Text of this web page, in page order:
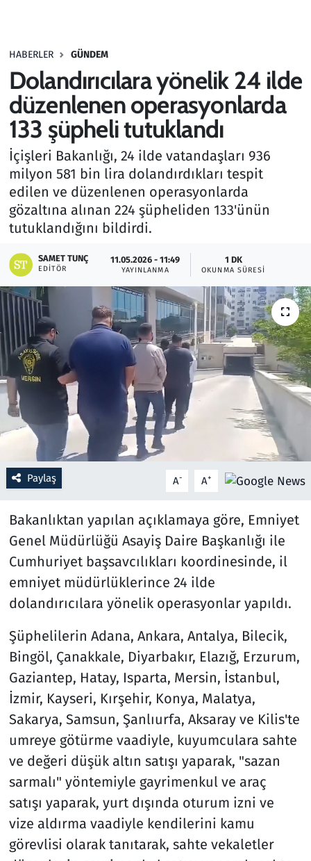
HABERLER GÜNDEM
Dolandırıcılara yönelik 24 ilde
düzenlenen operasyonlarda
133 şüpheli tutuklandı
İçişleri Bakanlığı, 24 ilde vatandaşları 936
milyon 581 bin lira dolandırdıkları tespit
edilen ve düzenlenen operasyonlarda
gözaltına alınan 224 şüpheliden 133'ünün
tutuklandığını bildirdi.
SAMET TUNÇ
EDITÖR
11.05.2026 - 11:49
YAYINLANMA
1 DK
OKUNMA SÜRESI
Paylaş A- A+
Bakanlıktan yapılan açıklamaya göre, Emniyet
Genel Müdürlüğü Asayiş Daire Başkanlığı ile
Cumhuriyet başsavcılıkları koordinesinde, il
emniyet müdürlüklerince 24 ilde
dolandırıcılara yönelik operasyonlar yapıldı.
Şüphelilerin Adana, Ankara, Antalya, Bilecik,
Bingöl, Çanakkale, Diyarbakır, Elazığ, Erzurum,
Gaziantep, Hatay, Isparta, Mersin, İstanbul,
İzmir, Kayseri, Kırşehir, Konya, Malatya,
Sakarya, Samsun, Şanlıurfa, Aksaray ve Kilis'te
umreye götürme vaadiyle, kuyumculara sahte
ve değeri düşük altın satışı yaparak, "sazan
sarmalı" yöntemiyle gayrimenkul ve araç
satışı yaparak, yurt dışında oturum izni ve
vize aldırma vaadiyle kendilerini kamu
görevlisi olarak tanıtarak, sahte vekaletler
Haber
Kültür Sanat
Kurumsal Haberler
Lezzet Durağı
Memur ve Kamu
Otomobil
Oyun
Ramazan
Resmi İlanlar
Rüya Tabirleri
Sağlık
Savunma Sanayi
Seçim 2023
Spor
Teknoloji ve Bilim
Televizyon